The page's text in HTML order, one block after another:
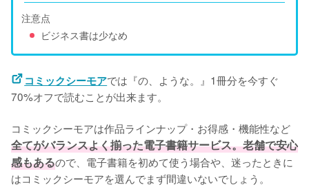
注意点
ビジネス書は少なめ
コミックシーモアでは『の、ような。』1冊分を今すぐ
70%オフで読むことが出来ます。
コミックシーモアは作品ラインナップ・お得感・機能性など
全てがバランスよく揃った電子書籍サービス。老舗で安心
感もあるので、電子書籍を初めて使う場合や、迷ったときに
はコミックシーモアを選んでまず間違いないでしょう。